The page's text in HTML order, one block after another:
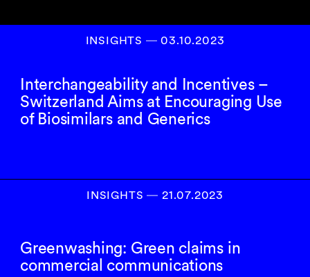
INSIGHTS ― 03.10.2023
Interchangeability and Incentives –
Switzerland Aims at Encouraging Use
of Biosimilars and Generics
INSIGHTS― 21.07.2023
Greenwashing: Green claims in
commercial communications